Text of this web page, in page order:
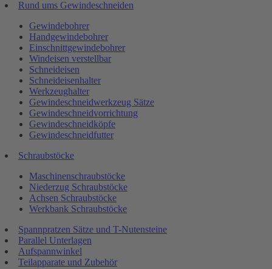
Rund ums Gewindeschneiden
Gewindebohrer
Handgewindebohrer
Einschnittgewindebohrer
Windeisen verstellbar
Schneideisen
Schneideisenhalter
Werkzeughalter
Gewindeschneidwerkzeug Sätze
Gewindeschneidvorrichtung
Gewindeschneidköpfe
Gewindeschneidfutter
Schraubstöcke
Maschinenschraubstöcke
Niederzug Schraubstöcke
Achsen Schraubstöcke
Werkbank Schraubstöcke
Spannpratzen Sätze und T-Nutensteine
Parallel Unterlagen
Aufspannwinkel
Teilapparate und Zubehör